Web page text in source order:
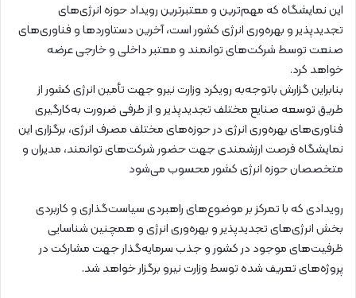
این نمایشگاه که مهم‌ترین و معتبرترین رویداد حوزه انرژی‌های
تجدیدپذیر و بهره‌وری انرژی کشور است، آخرین دستاوردها و فناوری‌های
صنعت توسط شرکت‌های توانمند و معتبر داخلی و خارجی عرضه
خواهد کرد.
بنابراین گزارش باتوجه‌به رویکرد وزارت نیرو جهت تأمین انرژی کشور از
طریق توسعه صنایع مختلف تجدیدپذیر و از طرفی ضرورت به‌کارگیری
فناوری‌های بهره‌وری انرژی در حوزه‌های مختلف مصرف انرژی، برگزاری این
نمایشگاه فرصت ارزشمندی جهت حضور شرکت‌های توانمند، مدیران و
متخصصان حوزه انرژی کشور محسوب می‌شود
رویدادی که با تمرکز بر موضوع‌های راهبردی سیاست‌گذاری و کاربردی
بخش انرژی‌های تجدیدپذیر و بهره‌وری انرژی و همچنین شناسایی
ظرفیت‌های موجود در کشور و جذب سرمایه‌گذار جهت مشارکت در
پروژه‌های تعریف شده توسط وزارت نیرو برگزار خواهد شد.